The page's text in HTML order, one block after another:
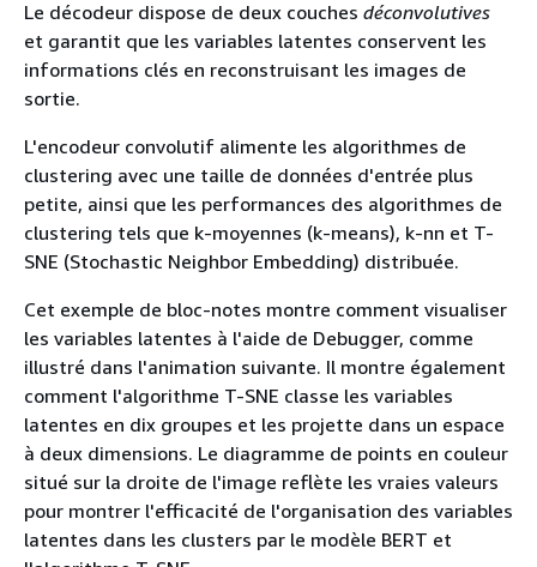
Le décodeur dispose de deux couches déconvolutives
et garantit que les variables latentes conservent les
informations clés en reconstruisant les images de
sortie.
L'encodeur convolutif alimente les algorithmes de
clustering avec une taille de données d'entrée plus
petite, ainsi que les performances des algorithmes de
clustering tels que k-moyennes (k-means), k-nn et T-
SNE (Stochastic Neighbor Embedding) distribuée.
Cet exemple de bloc-notes montre comment visualiser
les variables latentes à l'aide de Debugger, comme
illustré dans l'animation suivante. Il montre également
comment l'algorithme T-SNE classe les variables
latentes en dix groupes et les projette dans un espace
à deux dimensions. Le diagramme de points en couleur
situé sur la droite de l'image reflète les vraies valeurs
pour montrer l'efficacité de l'organisation des variables
latentes dans les clusters par le modèle BERT et